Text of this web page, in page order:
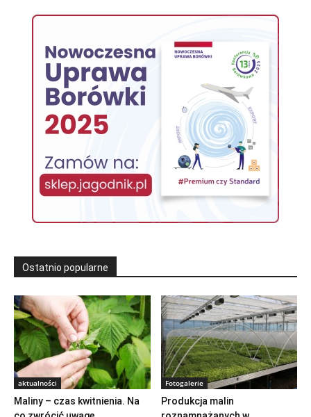
Ostatnio popularne
aktualności
Maliny – czas kwitnienia. Na
Fotogalerie
Produkcja malin